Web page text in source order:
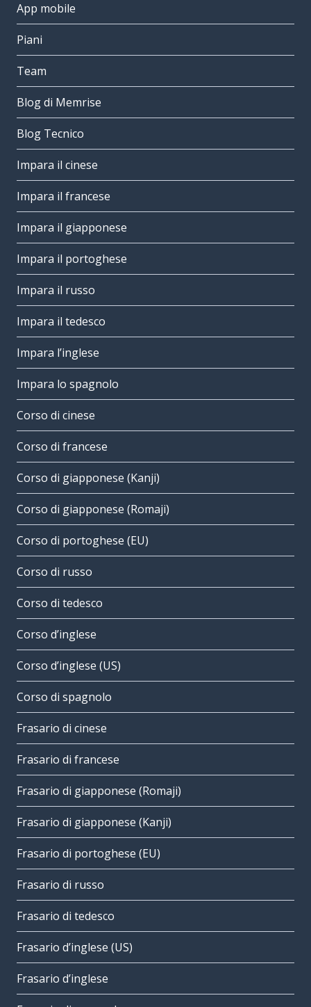
App mobile
Piani
Team
Blog di Memrise
Blog Tecnico
Impara il cinese
Impara il francese
Impara il giapponese
Impara il portoghese
Impara il russo
Impara il tedesco
Impara l’inglese
Impara lo spagnolo
Corso di cinese
Corso di francese
Corso di giapponese (Kanji)
Corso di giapponese (Romaji)
Corso di portoghese (EU)
Corso di russo
Corso di tedesco
Corso d’inglese
Corso d’inglese (US)
Corso di spagnolo
Frasario di cinese
Frasario di francese
Frasario di giapponese (Romaji)
Frasario di giapponese (Kanji)
Frasario di portoghese (EU)
Frasario di russo
Frasario di tedesco
Frasario d’inglese (US)
Frasario d’inglese